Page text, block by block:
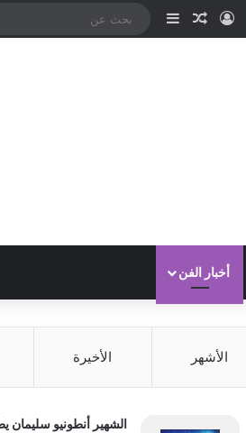
تسجيل الدخول
مقال عشوائي
إضافة عمود جانبي
أخبار الفن
الأشهر الأخيرة
الشهير أنطونيو سليمان